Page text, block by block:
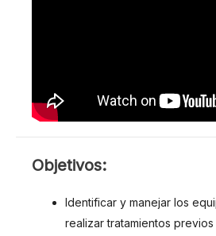
Objetivos:
Identificar y manejar los
realizar tratamientos